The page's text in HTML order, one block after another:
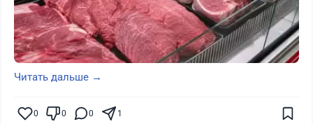
Читать дальше →
0 0 0 1